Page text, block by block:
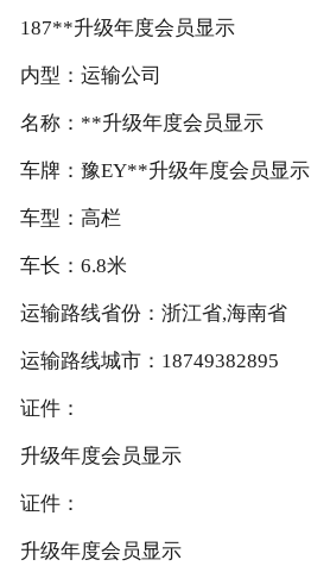
187**升级年度会员显示
内型：运输公司
名称：**升级年度会员显示
车牌：豫EY**升级年度会员显示
车型：高栏
车长：6.8米
运输路线省份：浙江省,海南省
运输路线城市：18749382895
证件：
升级年度会员显示
证件：
升级年度会员显示